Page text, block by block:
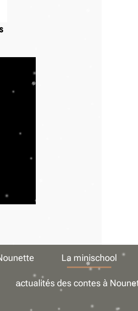
La minischool
actualités des contes à